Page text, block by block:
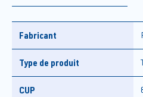
Fabricant
Type de produit
CUP